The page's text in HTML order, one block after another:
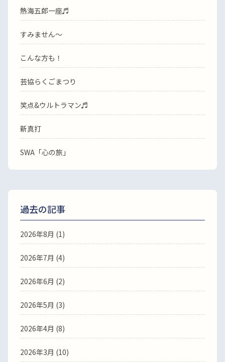
熱海五郎一座♬
すみません〜
こんな方も！
芸協らくごまつり
笑点&ウルトラマン♬
新真打
SWA「心の旅」
過去の記事
2026年8月 (1)
2026年7月 (4)
2026年6月 (2)
2026年5月 (3)
2026年4月 (8)
2026年3月 (10)